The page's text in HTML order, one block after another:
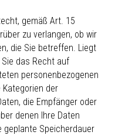
gemäß Art. 15
zu verlangen, ob wir
die Sie betreffen. Liegt
das Recht auf
personenbezogenen
Kategorien der
die Empfänger oder
denen Ihre Daten
geplante Speicherdauer